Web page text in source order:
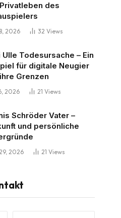
des
2026 32 Views
Ulle Todesursache – Ein
für digitale Neugier
Grenzen
2026 21 Views
Schröder Vater –
und persönliche
2026 21 Views